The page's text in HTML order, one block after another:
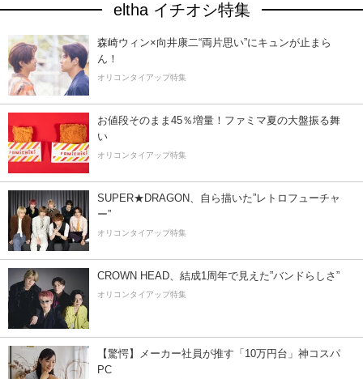
eltha イチオシ特集
森崎ウィン×向井康二“両片思い”にキュンが止まら
ん！
オリコンタイアップ特集
お値段そのまま45％増量！ファミマ夏の大盤振る舞
い
オリコンタイアップ特集
SUPER★DRAGON、自ら描いた”レトロフューチャ
ー”
オリコンタイアップ特集
CROWN HEAD、結成1周年で見えた”バンドらしさ”
オリコンタイアップ特集
【驚愕】メーカー社員が推す「10万円台」神コスパ
PC